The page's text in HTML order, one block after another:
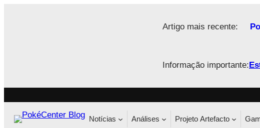
Artigo mais recente:
Informação importante:
Notícias Análises Projeto Artefacto